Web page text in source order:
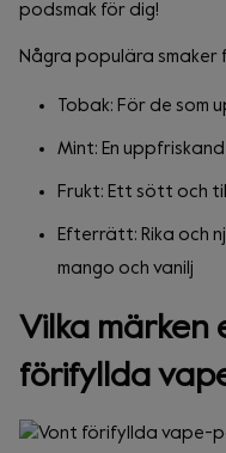
podsmak för dig!
Några populära
Tobak: För de som
Mint: En
Frukt: Ett sött och
Efterrätt: Rika och
mango och vanilj
Vilka märken
förifyllda